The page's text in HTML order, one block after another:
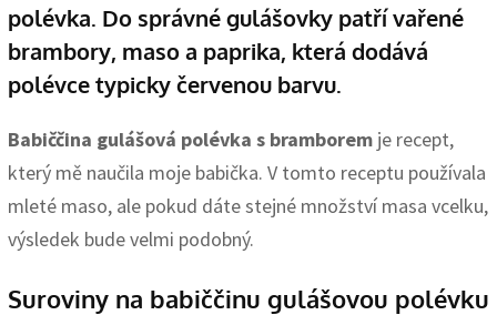
polévka. Do správné gulášovky patří vařené
brambory, maso a paprika, která dodává
polévce typicky červenou barvu.
Babiččina gulášová polévka s bramborem je recept,
který mě naučila moje babička. V tomto receptu používala
mleté maso, ale pokud dáte stejné množství masa vcelku,
výsledek bude velmi podobný.
Suroviny na babiččinu gulášovou polévku